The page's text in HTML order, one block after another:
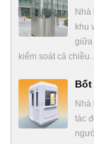
Nhà
khu
giữa
kiểm soát cả
Bốt
Nhà
tác